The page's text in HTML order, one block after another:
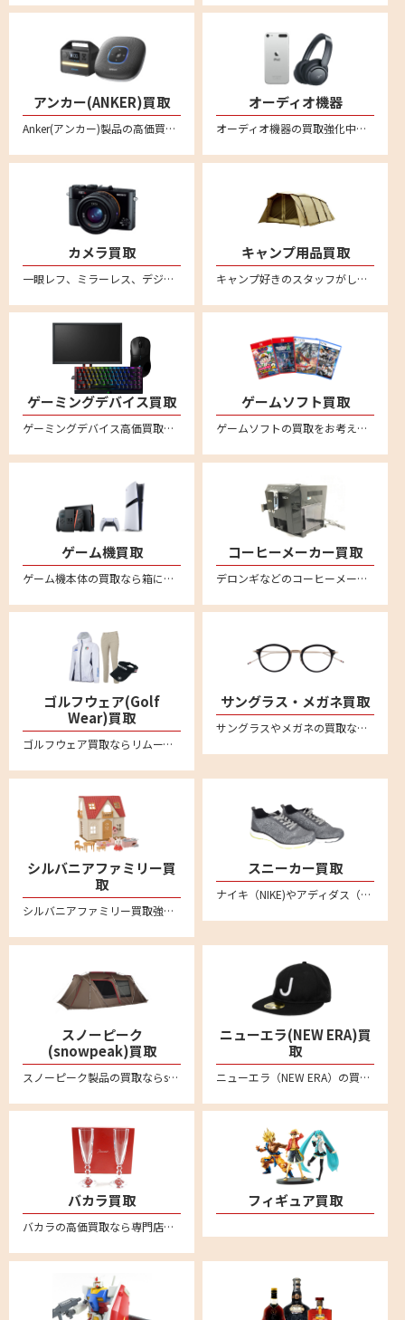
アンカー(ANKER)買取
Anker(アンカー)製品の高価買取ならリムーブ！新品はもちろん中古品もしっかり買い取ります。事前に金額のわかるLINE査定が便利！プロジェクターやプロジェクター、プロジェクター、ポータブル電源、スピーカー、ヘッドホン、イヤホン、ロボット掃除機、ヘッドセット、マイクなど様々なアンカー商品を宅配買取で売ることができます。
オーディオ機器
オーディオ機器の買取強化中。ヘッドセットやスピーカー・アンプ・プレーヤー・レコードプレーヤーなどあらゆるオーディオ機器の買取をおこなっております。音響関連の商品をリムーブへお売りください。全国対応の宅配買取サービスはこちら
カメラ買取
一眼レフ、ミラーレス、デジカメなど不要になったカメラの買取ならリムーブ。古いカメラもしっかり買い取ります。全国対応・送料無料の安心宅配査定。不要になったカメラをお売りください。
キャンプ用品買取
キャンプ好きのスタッフがしっかり買取ります。スノーピークやコールマンなど幅広いアウトドアブランドに対応。テントやタープ、ランタンなどのキャンプ用品を売るならリムーブへ。全国対応・送料無料の宅配査定はこちら
ゲーミングデバイス買取
ゲーミングデバイス高価買取。新品未使用品も中古品も幅広く買取ります。送料・査定料一切無料の宅配査定。ロジクールやレイザー、スティールシリーズ、ベンキュー、ダッキー、エイスース、ゼンエイムといった人気メーカー品のゲーミングマウスやキーボード、モニター、配信用マイク、プロコントローラー、アケコン、イヤホン、マウスパッド、ヘッドセット、プロジェクター、スピーカー等を中心に買取強化中
ゲームソフト買取
ゲームソフトの買取をお考えなら、まとめて箱に入れて送るだけ、送料無料・全国対応の便利な宅配買取サービス『reMOVE(リムーブ)』をご利用ください！ニンテンドー Switch（スイッチ/スイッチ2）、PS5（プレステ5）、PS4（プレステ4）など幅広く買取ります！ゲーム買取なら買取専門店リムーブにお任せください。
ゲーム機買取
ゲーム機本体の買取なら箱に詰めてご自宅から送るだけの便利な宅配買取専門店リムーブ。ニンテンドー Switchスイッチ/スイッチ2、PS5プレステ5、PS4プレステ4 などの最新からレトロゲームまでいろいろお売りいただけます。
コーヒーメーカー買取
デロンギなどのコーヒーメーカーを売るならリムーブへ。全国対応・送料無料の安心宅配買取
ゴルフウェア(Golf
Wear)買取
ゴルフウェア買取ならリムーブの宅配買取がおすすめ。パーリーゲイツやマーク&ロナ、キャロウェイなど有名ブランドなど多数ブランドを高価買取。レディース・メンズの商品お売りください。不要なゴルフウェアを自宅で箱に詰めて送るだけの簡単査定。全国対応・送料無料。LINEによるオンライン査定も便利
サングラス・メガネ買取
サングラスやメガネの買取ならリムーブの宅配買取が便利です。アヤメ、モスコット、アイヴァン7285、フォーナインズ、レイバンといった 人気ブランドのサングラスや眼鏡・メガネフレームを中心に買取強化中です
シルバニアファミリー買
取
シルバニアファミリー買取強化中！人形やドールハウス、箱無しのものでもしっかり買い取ります。不要になりましたシルバニアファミリーの商品がございましたらリムーブの宅配買取をご利用ください。
スニーカー買取
ナイキ（NIKE)やアディダス（adidas）、ニューバランス(New Balance)など不要になったスニーカーは宅配買取専門店リムーブへお売りください。全国対応・送料無料の安心宅配査定。LINE査定も便利です。新品未使用品から中古品のスニーカーまでしっかり買い取ります
スノーピーク
(snowpeak)買取
スノーピーク製品の買取ならsnowpeak買取専門リムーブにお任せ。スノーピークを売るなら、まずはリムーブにご相談ください。アメニティドーム、リビングシェル、ランドロック、タープ、焚火台、IGTシリーズなどの定番モデルから、Pro.ライン、Pro.airライン、Ivoryラインなど各種製品を喜んで買取致します。廃盤品などや希少モデルもお任せください。全国対応で送料・手数料無料の宅配買取はこちら
ニューエラ(NEW ERA)買
取
ニューエラ（NEW ERA）の買取ならリムーブ。キャップやアパレル、ゴルフアイテムなどの商品を高く売るなら宅配買取がおすすめ。ブランド品の査定なら専門店へ。送料や手数料など一切無料です
バカラ買取
バカラの高価買取なら専門店のリムーブへお任せください。全国対応・送料無料の安心宅配査定。バカラのタンブラーやワイングラスなどぜひお売りください。
フィギュア買取